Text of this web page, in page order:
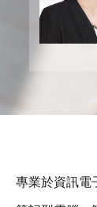
專業於資訊電